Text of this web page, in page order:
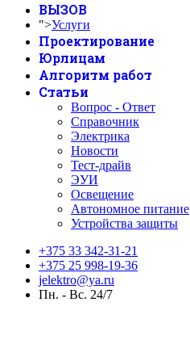
ВЫЗОВ
">Услуги
Проектирование
Юрлицам
Алгоритм работ
Статьи
Вопрос - Ответ
Справочник
Электрика
Новости
Тест-драйв
ЭУИ
Освещение
Автономное питание
Устройства защиты
+375 33 342-31-21
+375 25 998-19-36
jelektro@ya.ru
Пн. - Вс. 24/7